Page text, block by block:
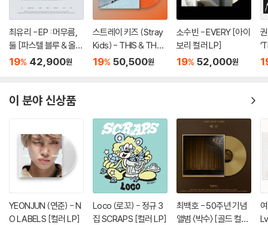
2) LP는 잦은 배송 과정에서 재킷에 손상이 발생할 가능성이 높고 재판매
가 어려우므로 신중한 구매를 부탁드립니다.
최유리 - EP : 머무름,
둘 [파스텔 블루 & 올리
브 그린 컬러 10인치 Vi
19% 42,900원
스트레이 키즈 (Stray
Kids) - THIS & THAT
[LP VER.]
19% 50,500원
소수빈 - EVERY [아이
보리 컬러 LP]
19% 52,000원
이 분야 신상품
YEONJUN (연준) - N
O LABELS [컬러 LP]
Loco (로꼬) - 정규 3
집 SCRAPS [컬러 LP]
최백호 - 50주년 기념
앨범 〈박수〉 [골드 컬러